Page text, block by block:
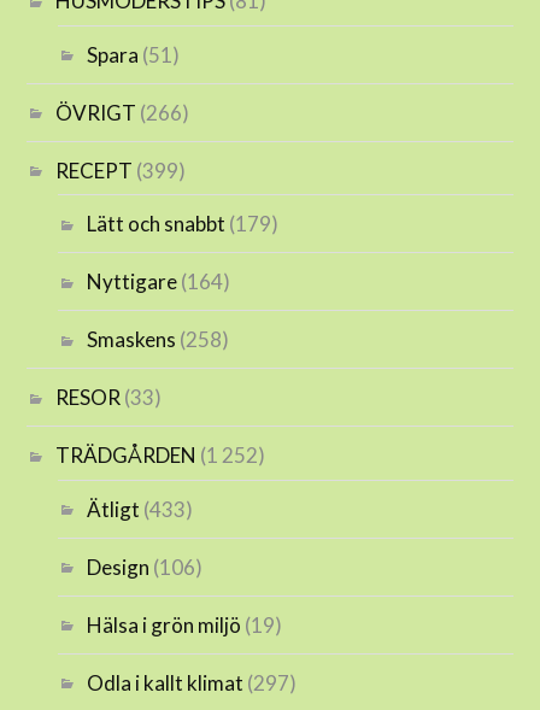
Spara (51)
ÖVRIGT (266)
RECEPT (399)
Lätt och snabbt (179)
Nyttigare(164)
Smaskens (258)
RESOR (33)
TRÄDGÅRDEN (1 252)
Ätligt (433)
Design (106)
Hälsa i grön miljö (19)
Odla i kallt klimat (297)